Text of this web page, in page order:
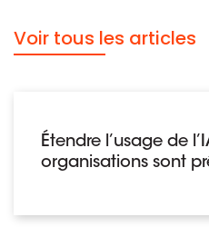
Voir tous les articles
Étendre l’usage de
organisations sont